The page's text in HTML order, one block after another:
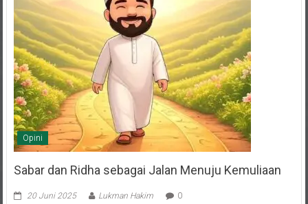
Opini
Sabar dan Ridha sebagai Jalan Menuju Kemuliaan
20 Juni 2025 Lukman Hakim 0